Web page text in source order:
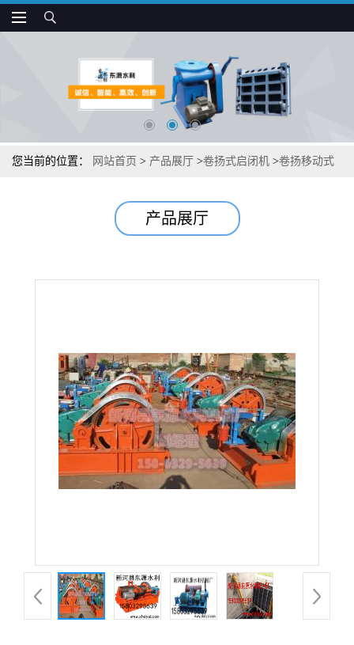
您当前的位置： 网站首页 > 产品展厅 >卷扬式启闭机 >卷扬移动式
产品展厅